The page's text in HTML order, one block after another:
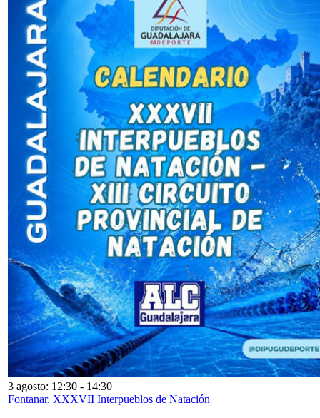
3 agosto: 12:30 - 14:30
Fontanar. XXXVII Interpueblos de Natación